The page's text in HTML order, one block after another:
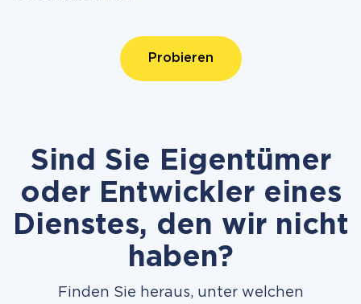
Probieren
Sind Sie Eigentümer
oder Entwickler eines
Dienstes, den wir nicht
haben?
Finden Sie heraus, unter welchen